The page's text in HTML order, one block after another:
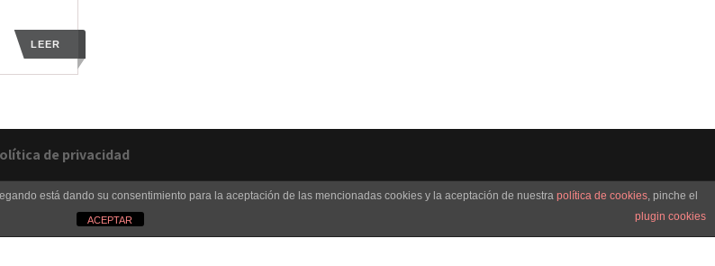
LEER
de privacidad
está dando su consentimiento para la aceptación de las mencionadas cookies y la aceptación de nuestra política de cookies, pinche el
plugin cookies
ACEPTAR